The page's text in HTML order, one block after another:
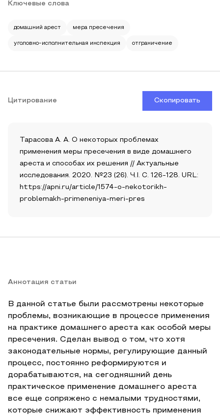
Ключевые слова
домашний арест мера пресечения
уголовно-исполнительная инспекция отграничение
Цитирование Скопировать
Тарасова А. А. О некоторых проблемах
применения меры пресечения в виде домашнего
ареста и способах их решения // Актуальные
исследования. 2020. №23 (26). Ч.I. С. 126-128. URL:
https://apni.ru/article/1574-o-nekotorikh-
problemakh-primeneniya-meri-pres
Аннотация статьи
В данной статье были рассмотрены некоторые
проблемы, возникающие в процессе применения
на практике домашнего ареста как особой меры
пресечения. Сделан вывод о том, что хотя
законодательные нормы, регулирующие данный
процесс, постоянно реформируются и
дорабатываются, на сегодняшний день
практическое применение домашнего ареста
все еще сопряжено с немалыми трудностями,
которые снижают эффективность применения